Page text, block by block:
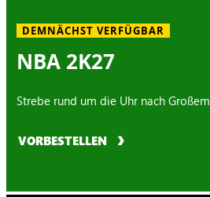
DEMNÄCHST VERFÜGBAR
NBA 2K27
Strebe rund um die Uhr nach Großem
VORBESTELLEN